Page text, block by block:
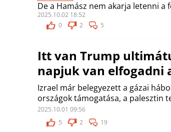
De a Hamász nem akarja letenni a
2025.10.02 18:52
0
2 5
Itt van Trump
napjuk van elfogadni
Izrael már belegyezett a gázai
országok támogatása, a palesztin
2025.10.01 09:56
5
2 19